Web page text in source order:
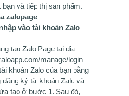
bạn và tiếp thị sản phẩm.
zalopage
vào tài khoản Zalo
tạo Zalo Page tại địa
manage/login
khoản Zalo của bạn bằng
ký tài khoản Zalo và
tạo ở bước 1. Sau đó,